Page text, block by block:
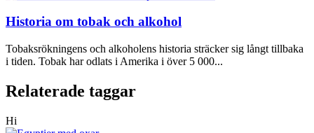
Historia om tobak och alkohol
Tobaksrökningens och alkoholens historia sträcker sig långt tillbaka
i tiden. Tobak har odlats i Amerika i över 5 000...
Relaterade taggar
Hi